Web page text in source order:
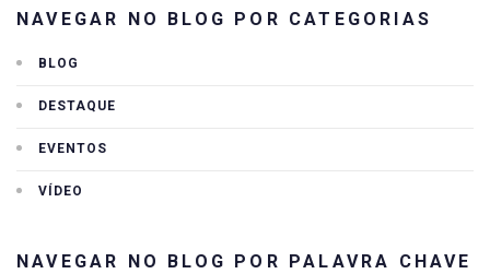
NAVEGAR NO BLOG POR CATEGORIAS
BLOG
DESTAQUE
EVENTOS
VÍDEO
NAVEGAR NO BLOG POR PALAVRA CHAVE